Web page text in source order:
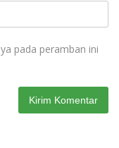
pada peramban ini